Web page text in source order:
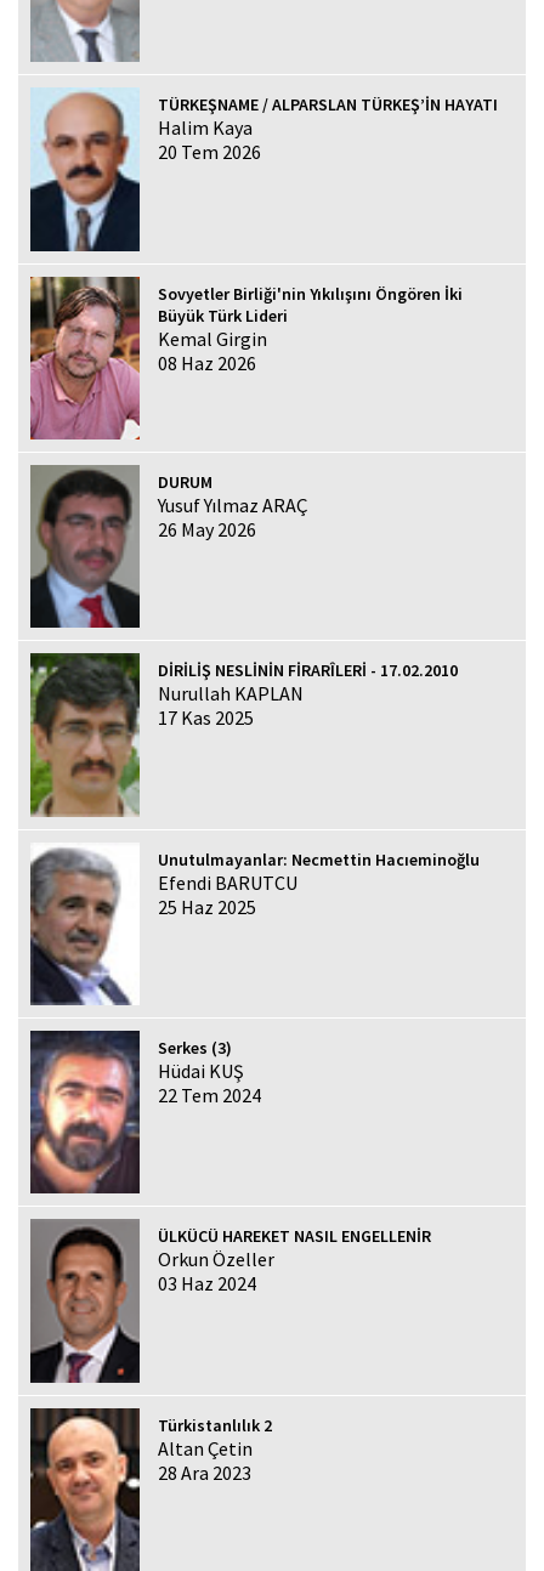
TÜRKEŞNAME / ALPARSLAN TÜRKEŞ’İN HAYATI
Halim Kaya
20 Tem 2026
Sovyetler Birliği'nin Yıkılışını Öngören İki
Büyük Türk Lideri
Kemal Girgin
08 Haz 2026
DURUM
Yusuf Yılmaz ARAÇ
26 May 2026
DİRİLİŞ NESLİNİN FİRARÎLERİ - 17.02.2010
Nurullah KAPLAN
17 Kas 2025
Unutulmayanlar: Necmettin Hacıeminoğlu
Efendi BARUTCU
25 Haz 2025
Serkes (3)
Hüdai KUŞ
22 Tem 2024
ÜLKÜCÜ HAREKET NASIL ENGELLENİR
Orkun Özeller
03 Haz 2024
Türkistanlılık 2
Altan Çetin
28 Ara 2023